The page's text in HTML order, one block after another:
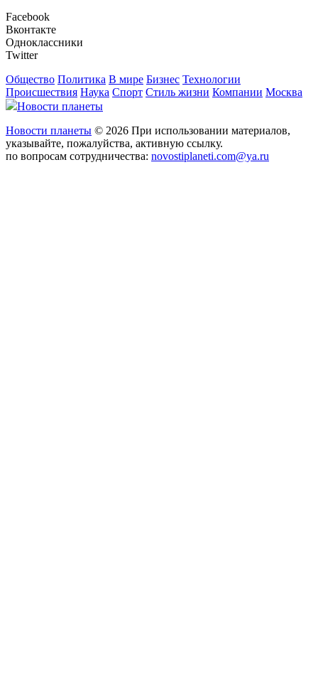
Facebook
Вконтакте
Одноклассники
Twitter
Общество Политика В мире Бизнес Технологии
Происшествия Наука Спорт Стиль жизни Компании Москва
Новости планеты
Новости планеты © 2026 При использовании материалов,
указывайте, пожалуйства, активную ссылку.
по вопросам сотрудничества: novostiplaneti.com@ya.ru